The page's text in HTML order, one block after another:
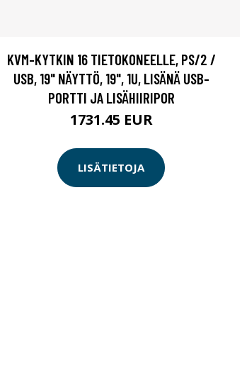
KVM-KYTKIN 16 TIETOKONEELLE, PS/2 /
USB, 19" NÄYTTÖ, 19", 1U, LISÄNÄ USB-
PORTTI JA LISÄHIIRIPOR
1731.45 EUR
LISÄTIETOJA